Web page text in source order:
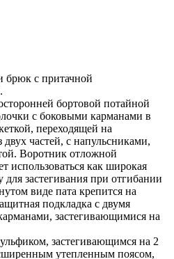
брюк с притачной
бортовой потайной
с боковыми карманами в
переходящей на
частей, с напульсниками,
Воротник отложной
как широкая
застегивания при отгибании
виде пата крепится на
подкладка с двумя
застегивающимися на
застегивающимся на 2
утепленным поясом,